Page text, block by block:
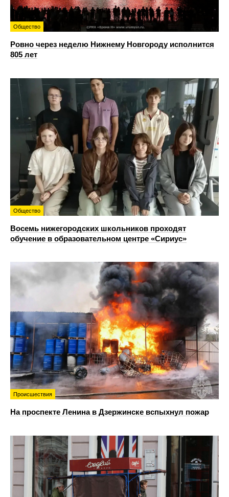
Общество
Ровно через неделю Нижнему Новгороду исполнится
805 лет
Общество
Восемь нижегородских школьников проходят
обучение в образовательном центре «Сириус»
Происшествия
На проспекте Ленина в Дзержинске вспыхнул пожар